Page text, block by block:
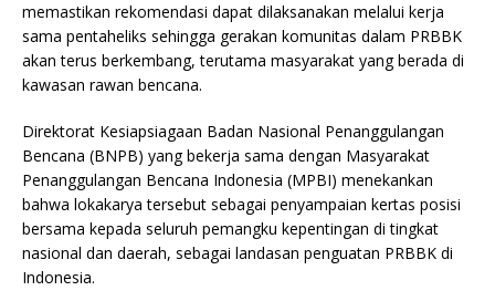
memastikan rekomendasi dapat dilaksanakan melalui kerja
sama pentaheliks sehingga gerakan komunitas dalam PRBBK
akan terus berkembang, terutama masyarakat yang berada di
kawasan rawan bencana.
Direktorat Kesiapsiagaan Badan Nasional Penanggulangan
Bencana (BNPB) yang bekerja sama dengan Masyarakat
Penanggulangan Bencana Indonesia (MPBI) menekankan
bahwa lokakarya tersebut sebagai penyampaian kertas posisi
bersama kepada seluruh pemangku kepentingan di tingkat
nasional dan daerah, sebagai landasan penguatan PRBBK di
Indonesia.